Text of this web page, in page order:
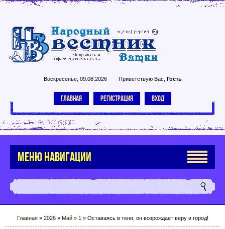
Воскресенье, 09.08.2026 Приветствую Вас Гость
ГЛАВНАЯ РЕГИСТРАЦИЯ ВХОД
МЕНЮ НАВИГАЦИИ
Главная» 2026 » Май » 1 » Оставаясь в тени, он возрождает веру и город!